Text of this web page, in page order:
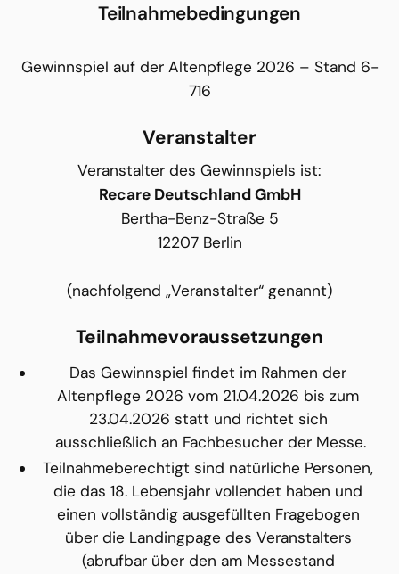
Teilnahmebedingungen
Gewinnspiel auf der Altenpflege 2026 – Stand 6-
716
Veranstalter
Veranstalter des Gewinnspiels ist:
Recare Deutschland GmbH
Bertha-Benz-Straße 5
12207 Berlin
(nachfolgend „Veranstalter“ genannt)
Teilnahmevoraussetzungen
Das Gewinnspiel findet im Rahmen der
Altenpflege 2026 vom 21.04.2026 bis zum
23.04.2026 statt und richtet sich
ausschließlich an Fachbesucher der Messe.
Teilnahmeberechtigt sind natürliche Personen,
die das 18. Lebensjahr vollendet haben und
einen vollständig ausgefüllten Fragebogen
über die Landingpage des Veranstalters
(abrufbar über den am Messestand